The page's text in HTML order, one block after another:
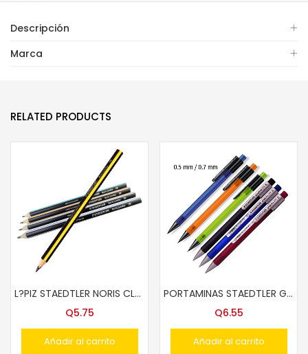
Descripción
Marca
RELATED PRODUCTS
L?PIZ STAEDTLER NORIS CLUB JUMBO HB 119
Q5.75
Añadir al carrito
PORTAMINAS STAEDTLER GRAPHITE 777 0.5MM
Q6.55
Añadir al carrito